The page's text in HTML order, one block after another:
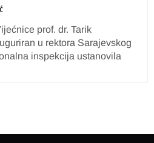
prof. dr. Tarik
u rektora Sarajevskog
inspekcija ustanovila